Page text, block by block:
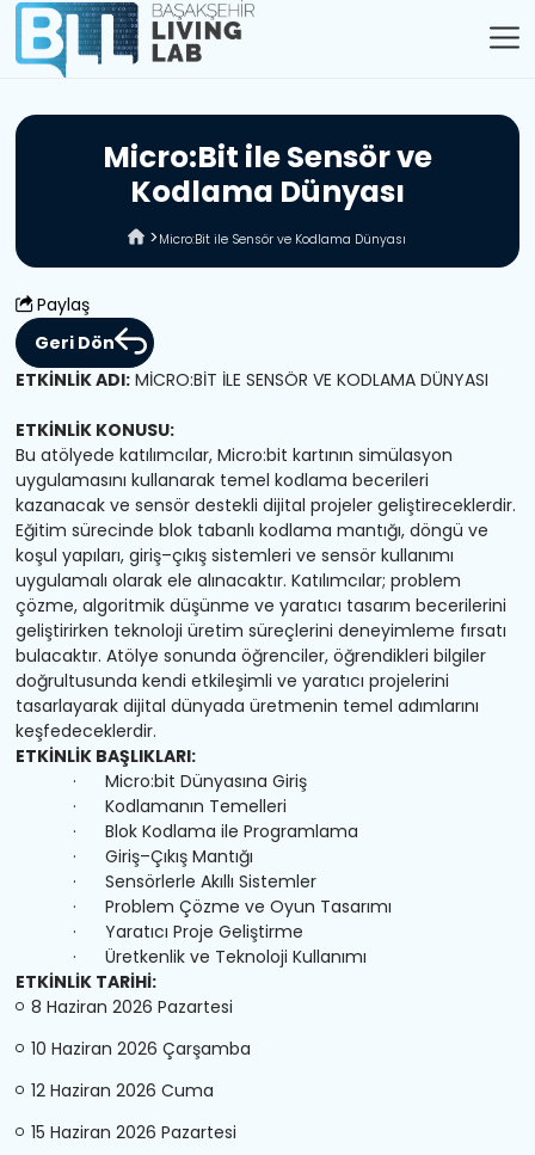
Micro:Bit ileSensörve
Kodlama Dünyası
Micro:Bit ile Sensör ve Kodlama Dünyası
Paylaş
Geri Dön
ETKİNLİK ADI: MİCRO:BİT İLE SENSÖR VE KODLAMA DÜNYASI
ETKİNLİK KONUSU:
Bu atölyede katılımcılar, Micro:bit kartının simülasyon
uygulamasını kullanarak temel kodlama becerileri
kazanacak ve sensör destekli dijital projeler geliştireceklerdir.
Eğitim sürecinde blok tabanlı kodlama mantığı, döngü ve
koşul yapıları, giriş–çıkış sistemleri ve sensör kullanımı
uygulamalı olarak ele alınacaktır. Katılımcılar; problem
çözme, algoritmik düşünme ve yaratıcı tasarım becerilerini
geliştirirken teknoloji üretim süreçlerini deneyimleme fırsatı
bulacaktır. Atölye sonunda öğrenciler, öğrendikleri bilgiler
doğrultusunda kendi etkileşimli ve yaratıcı projelerini
tasarlayarak dijital dünyada üretmenin temel adımlarını
keşfedeceklerdir.
ETKİNLİK BAŞLIKLARI:
· Micro:bit Dünyasına Giriş
· Kodlamanın Temelleri
· Blok Kodlama ile Programlama
· Giriş–Çıkış Mantığı
· Sensörlerle Akıllı Sistemler
· Problem Çözme ve Oyun Tasarımı
· Yaratıcı Proje Geliştirme
· Üretkenlik ve Teknoloji Kullanımı
ETKİNLİK TARİHİ:
8 Haziran 2026 Pazartesi
10 Haziran 2026 Çarşamba
12 Haziran 2026 Cuma
15 Haziran 2026 Pazartesi